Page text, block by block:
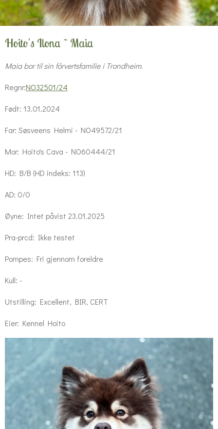
Hoito's Ilona ~ Maia
Maia bor til sin fôrvertsfamilie i Trondheim.
Regnr:NO32501/24
Født: 13.01.2024
Far: Søsveens Helmi - NO49572/21
Mor: Hoito's Cava - NO60444/21
HD: B/B (HD indeks: 113)
AD: 0/0
Øyne: Intet påvist 23.01.2025
Pra-prcd: Ikke testet
Pompes: Fri gjennom foreldre
Kull: -
Utstilling: Excellent, BIR, CERT
Eier: Kennel Hoito